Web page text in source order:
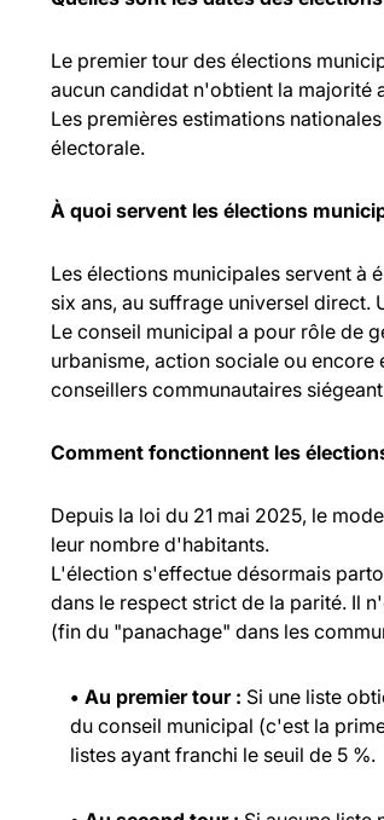
Le premier tour des élections
aucun candidat n'obtient la majorité
Les premières estimations
électorale.
À quoi servent les élections
Les élections municipales servent à
six ans, au suffrage universel direct.
Le conseil municipal a pour rôle de
urbanisme, action sociale ou
conseillers communautaires
Comment fonctionnent les
Depuis la loi du 21 mai 2025, le
leur nombre d'habitants.
L'élection s'effectue désormais
dans le respect strict de la parité. Il
(fin du "panachage" dans les
• Au premier tour : Si une liste
du conseil municipal (c'est la
listes ayant franchi le seuil de 5 %.